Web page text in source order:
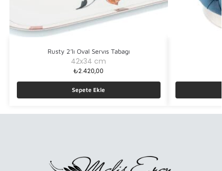
Rusty 2’lı Oval Servıs Tabagı
42x34 cm
₺2.420,00
Sepete Ekle